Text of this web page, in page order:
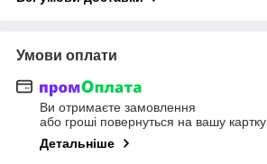
Умови оплати
Ви отримаєте замовлення
або гроші повернуться на вашу картку
Детальніше